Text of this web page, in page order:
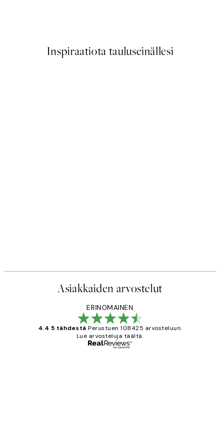
Inspiraatiota tauluseinällesi
Asiakkaiden arvostelut
ERINOMAINEN
4.4 5 tähdestä Perustuen 108425 arvosteluun.
Lue arvosteluja täältä.